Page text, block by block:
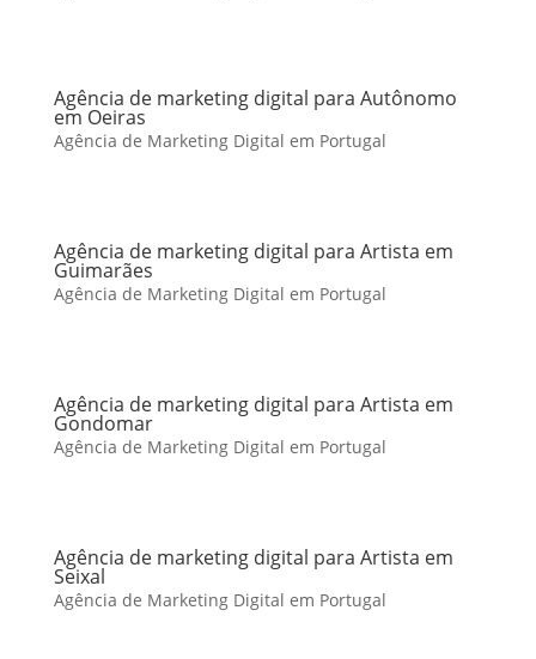
Agência de marketing digital para Autônomo
em Oeiras
Agência de Marketing Digital em Portugal
Agência de marketing digital para Artista em
Guimarães
Agência de Marketing Digital em Portugal
Agência de marketing digital para Artista em
Gondomar
Agência de Marketing Digital em Portugal
Agência de marketing digital para Artista em
Seixal
Agência de Marketing Digital em Portugal